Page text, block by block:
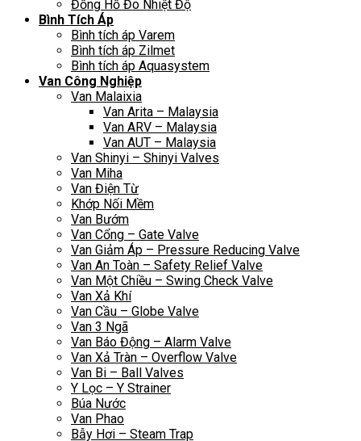
Đồng Hồ Đo Nhiệt Độ
Bình Tích Áp
Bình tích áp Varem
Bình tích áp Zilmet
Bình tích áp Aquasystem
Van Công Nghiệp
Van Malaixia
Van Arita – Malaysia
Van ARV – Malaysia
Van AUT – Malaysia
Van Shinyi – Shinyi Valves
Van Miha
Van Điện Từ
Khớp Nối Mềm
Van Bướm
Van Cổng – Gate Valve
Van Giảm Áp – Pressure Reducing Valve
Van An Toàn – Safety Relief Valve
Van Một Chiều – Swing Check Valve
Van Xả Khí
Van Cầu – Globe Valve
Van 3 Ngã
Van Báo Động – Alarm Valve
Van Xả Tràn – Overflow Valve
Van Bi – Ball Valves
Y Lọc – Y Strainer
Búa Nước
Van Phao
Bẫy Hơi – Steam Trap